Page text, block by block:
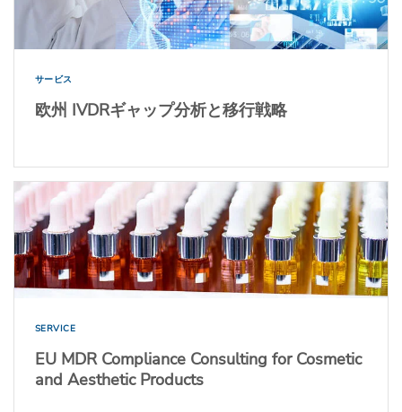
サービス
欧州 IVDRギャップ分析と移行戦略
SERVICE
EU MDR Compliance Consulting for Cosmetic
and Aesthetic Products